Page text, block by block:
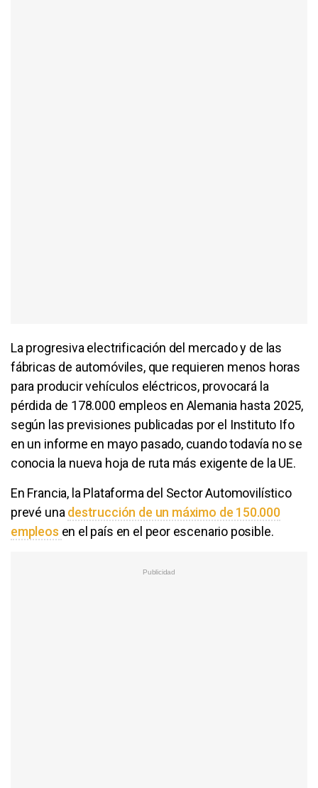
La progresiva electrificación del mercado y de las
fábricas de automóviles, que requieren menos horas
para producir vehículos eléctricos, provocará la
pérdida de 178.000 empleos en Alemania hasta 2025,
según las previsiones publicadas por el Instituto Ifo
en un informe en mayo pasado, cuando todavía no se
conocia la nueva hoja de ruta más exigente de la UE.
En Francia, la Plataforma del Sector Automovilístico
prevé una destrucción de un máximo de 150.000
empleos en el país en el peor escenario posible.